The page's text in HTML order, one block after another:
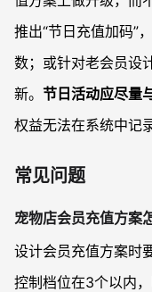
推出“节日充值加码”
数；或针对老会员设
新。 节日活动应尽量
权益无法在系统中记
常见问题
宠物店会员充值方案
设计会员充值方案时
控制档位在3个以内